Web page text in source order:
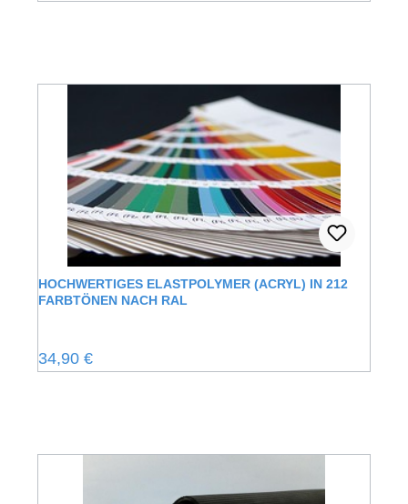
HOCHWERTIGES ELASTPOLYMER (ACRYL) IN 212
FARBTÖNEN NACH RAL
Regulärer Preis:
34,90 €